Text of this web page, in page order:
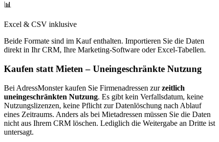
📊
Excel & CSV inklusive
Beide Formate sind im Kauf enthalten. Importieren Sie die Daten
direkt in Ihr CRM, Ihre Marketing-Software oder Excel-Tabellen.
Kaufen statt Mieten – Uneingeschränkte Nutzung
Bei AdressMonster kaufen Sie Firmenadressen zur zeitlich
uneingeschränkten Nutzung. Es gibt kein Verfallsdatum, keine
Nutzungslizenzen, keine Pflicht zur Datenlöschung nach Ablauf
eines Zeitraums. Anders als bei Mietadressen müssen Sie die Daten
nicht aus Ihrem CRM löschen. Lediglich die Weitergabe an Dritte ist
untersagt.